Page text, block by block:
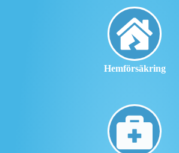
Hemförsäkring